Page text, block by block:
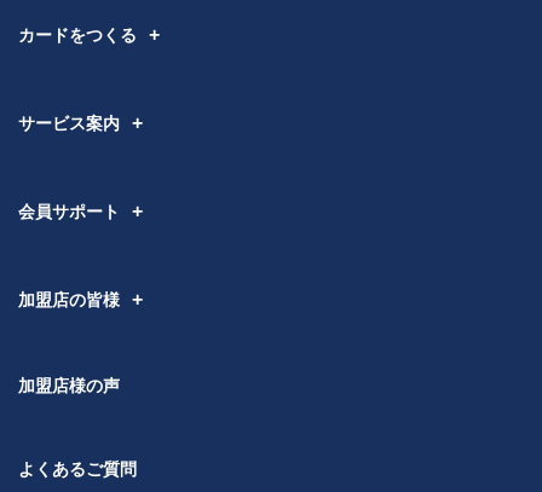
カードをつくる
サービス案内
会員サポート
加盟店の皆様
加盟店様の声
よくあるご質問